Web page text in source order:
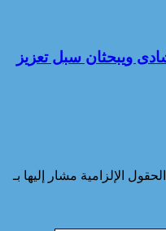
ويبحثان سبل تعزيز
الحقول الإلزامية مشار إليها بـ